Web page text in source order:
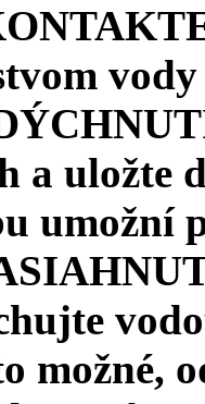
a uložte
umožní
možné,